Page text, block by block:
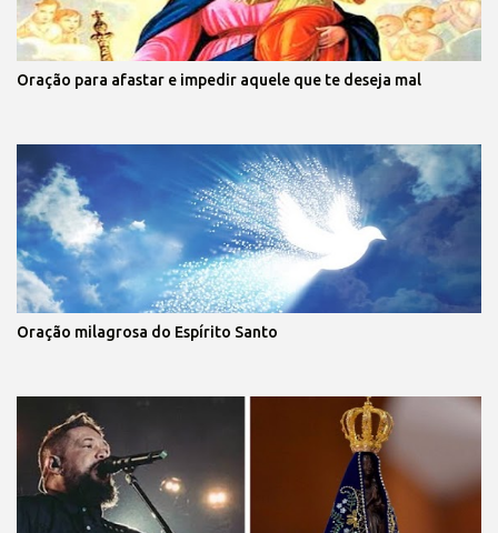
Oração para afastar e impedir aquele que te deseja mal
Oração milagrosa do Espírito Santo